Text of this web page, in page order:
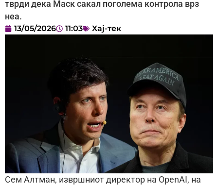
тврди дека Маск сакал поголема контрола врз
неа.
13/05/2026 11:03 Хај-тек
Сем Алтман, извршниот директор на OpenAI, на